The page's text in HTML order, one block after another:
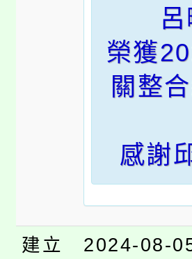
榮獲
關整
感謝
建立
2024-08-